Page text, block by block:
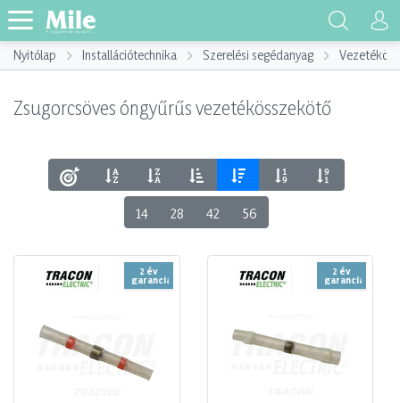
Nyitólap Installációtechnika Szerelési segédanyag
Zsugorcsöves óngyűrűs vezetékösszekötő
14 28 42 56
2 év
garancia
2 év
garancia